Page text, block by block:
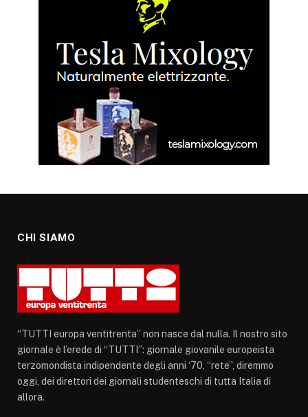
CHI SIAMO
“TUTTI europa ventitrenta” non nasce dal nulla. Il nostro sito
giornale è l’erede di “TUTTI”: giornale giovanile europeista
terzomondista indipendente degli anni ‘70, “rete”, diremmo
oggi, dei direttori dei giornali studenteschi di tutta Italia di
allora.